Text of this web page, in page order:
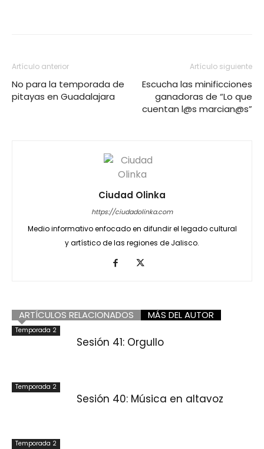
Artículo anterior
No para la temporada de
pitayas en Guadalajara
Artículo siguiente
Escucha las minificciones
ganadoras de “Lo que
cuentan l@s marcian@s”
Ciudad Olinka
https://ciudadolinka.com
Medio informativo enfocado en difundir el legado cultural
y artístico de las regiones de Jalisco.
ARTÍCULOS RELACIONADOS MÁS DEL AUTOR
Temporada 2
Sesión 41: Orgullo
Temporada 2
Sesión 40: Música en altavoz
Temporada 2